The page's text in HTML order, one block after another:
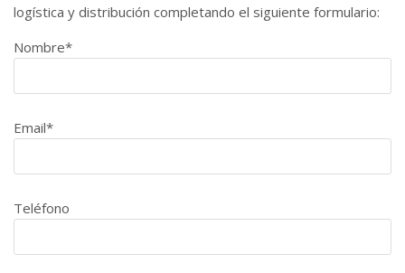
logística y distribución completando el siguiente formulario:
Nombre*
Email*
Teléfono